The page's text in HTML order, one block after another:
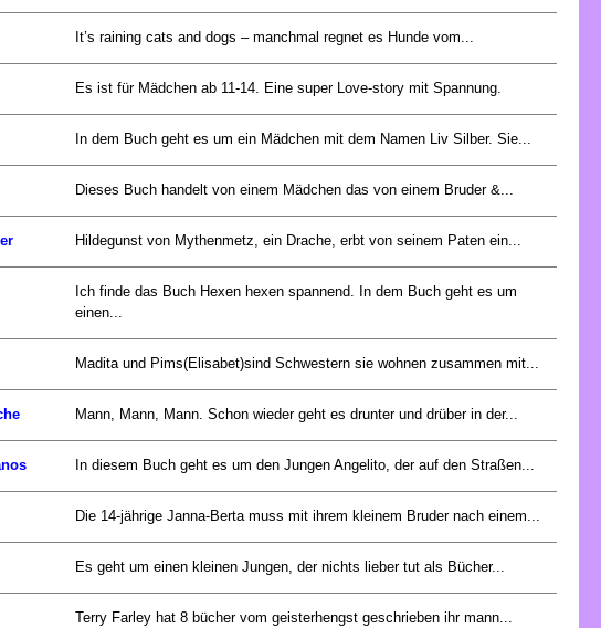
It’s raining cats and dogs – manchmal regnet es Hunde vom...
Es ist für Mädchen ab 11-14. Eine super Love-story mit Spannung.
In dem Buch geht es um ein Mädchen mit dem Namen Liv Silber. Sie...
Dieses Buch handelt von einem Mädchen das von einem Bruder &...
Hildegunst von Mythenmetz, ein Drache, erbt von seinem Paten ein...
Ich finde das Buch Hexen hexen spannend. In dem Buch geht es um
einen...
Madita und Pims(Elisabet)sind Schwestern sie wohnen zusammen mit...
Mann, Mann, Mann. Schon wieder geht es drunter und drüber in der...
In diesem Buch geht es um den Jungen Angelito, der auf den Straßen...
Die 14-jährige Janna-Berta muss mit ihrem kleinem Bruder nach einem...
Es geht um einen kleinen Jungen, der nichts lieber tut als Bücher...
Terry Farley hat 8 bücher vom geisterhengst geschrieben ihr mann...